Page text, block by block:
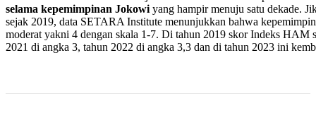
selama kepemimpinan Jokowi yang hampir menuju satu dekade.
sejak 2019, data SETARA Institute menunjukkan bahwa
moderat yakni 4 dengan skala 1-7. Di tahun 2019 skor Indeks HAM
2021 di angka 3, tahun 2022 di angka 3,3 dan di tahun 2023 ini